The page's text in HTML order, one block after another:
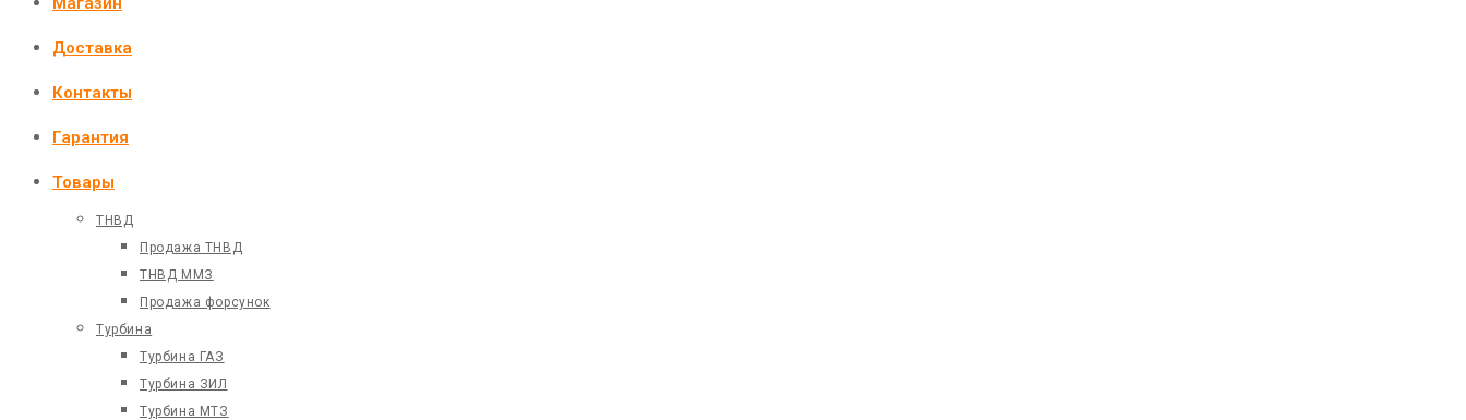
Доставка
Контакты
Гарантия
Товары
ТНВД
Продажа ТНВД
ТНВД ММЗ
Продажа форсунок
Турбина
Турбина ГАЗ
Турбина ЗИЛ
Турбина МТЗ